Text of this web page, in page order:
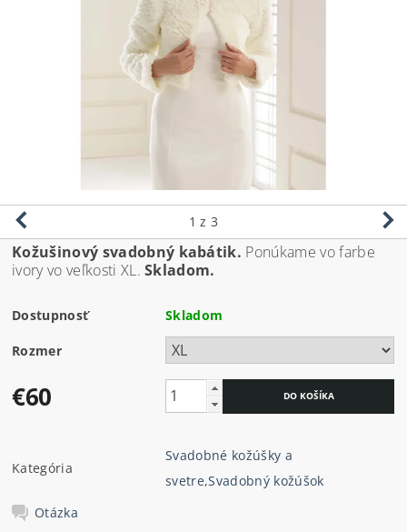
1 z 3
Kožušinový svadobný kabátik. Ponúkame vo farbe
ivory vo veľkosti XL.Skladom.
Dostupnosť Skladom
Rozmer
€60
Kategória
Svadobné kožúšky a
svetre,Svadobný kožúšok
Otázka